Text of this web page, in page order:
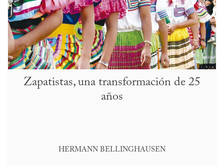
Zapatistas, una transformación de 25
años
HERMANN BELLINGHAUSEN